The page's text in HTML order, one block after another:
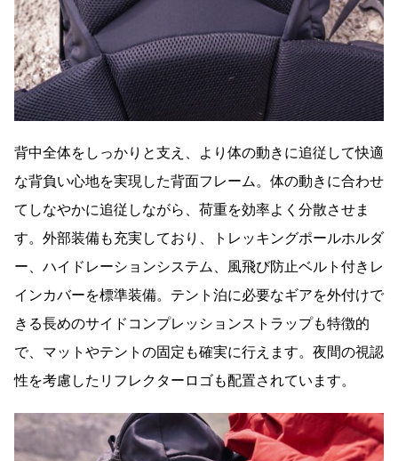
背中全体をしっかりと支え、より体の動きに追従して快適
な背負い心地を実現した背面フレーム。体の動きに合わせ
てしなやかに追従しながら、荷重を効率よく分散させま
す。外部装備も充実しており、トレッキングポールホルダ
ー、ハイドレーションシステム、風飛び防止ベルト付きレ
インカバーを標準装備。テント泊に必要なギアを外付けで
きる長めのサイドコンプレッションストラップも特徴的
で、マットやテントの固定も確実に行えます。夜間の視認
性を考慮したリフレクターロゴも配置されています。